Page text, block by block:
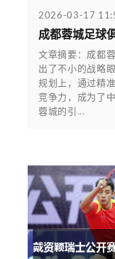
2026-03-17
成都蓉城足球
文章摘要：成都
出了不小的战略
规划上，通过精
竞争力，成为了
蓉城的引...